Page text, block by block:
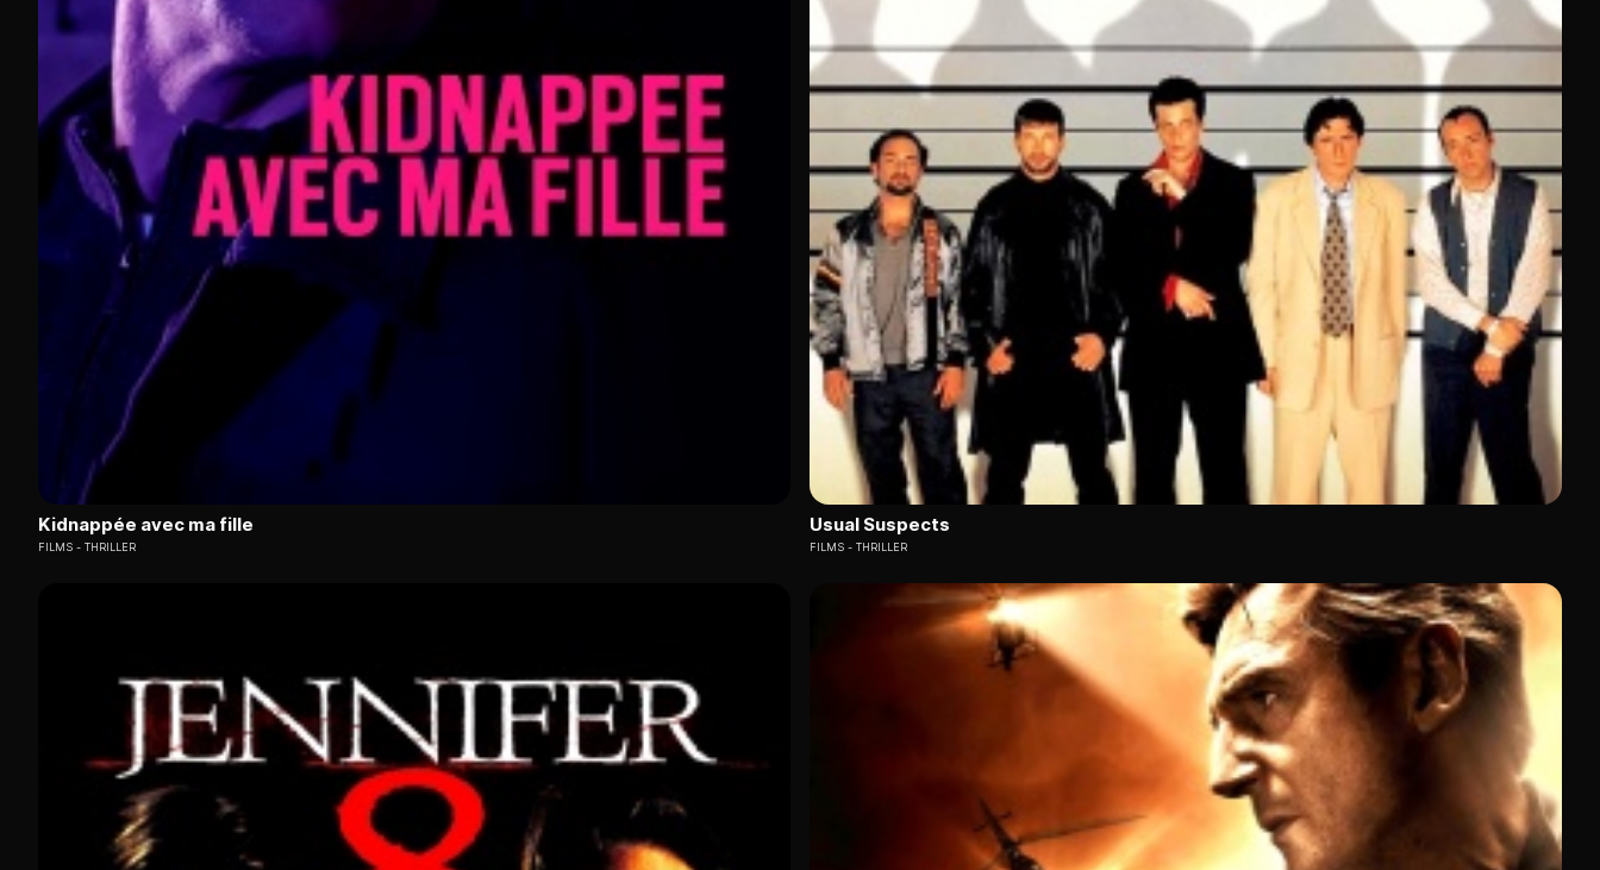
Kidnappée avec ma fille
FILMS THRILLER
Usual Suspects
FILMS THRILLER